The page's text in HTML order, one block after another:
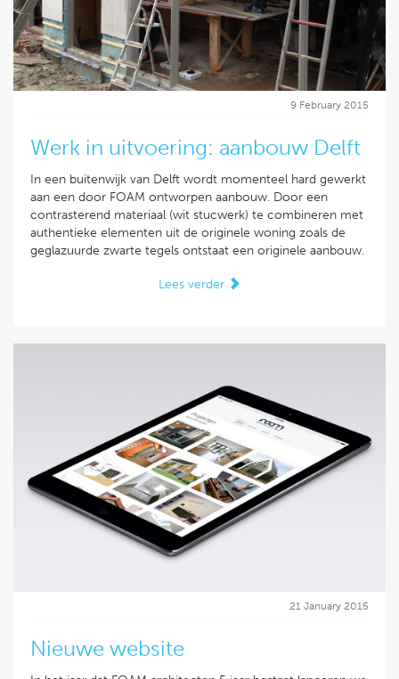
9 February 2015
Werk in uitvoering: aanbouw Delft
In een buitenwijk van Delft wordt momenteel hard gewerkt
aan een door FOAM ontworpen aanbouw. Door een
contrasterend materiaal (wit stucwerk) te combineren met
authentieke elementen uit de originele woning zoals de
geglazuurde zwarte tegels ontstaat een originele aanbouw.
Lees verder
21 January 2015
Nieuwe website